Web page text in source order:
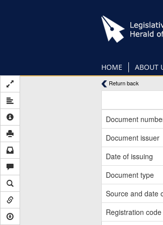
HOME ABOUT
Return back
Document
Document issuer
Date of issuing
Document type
Source and date
Registration code